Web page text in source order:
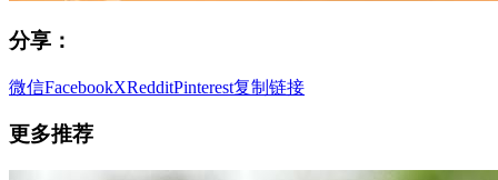
分享：
微信FacebookXRedditPinterest复制链接
更多推荐